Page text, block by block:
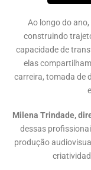
Ao longo do
construindo
capacidade de
elas
carreira, tomada de
Milena Trindade,
dessas
produção